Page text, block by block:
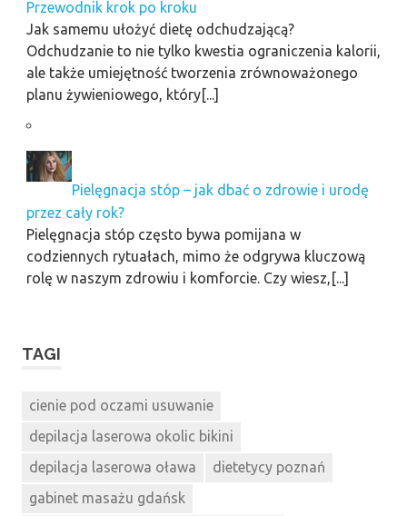
Przewodnik krok po kroku
Jak samemu ułożyć dietę odchudzającą?
Odchudzanie to nie tylko kwestia ograniczenia kalorii,
ale także umiejętność tworzenia zrównoważonego
planu żywieniowego, który[...]
Pielęgnacja stóp – jak dbać o zdrowie i urodę
przez cały rok?
Pielęgnacja stóp często bywa pomijana w
codziennych rytuałach, mimo że odgrywa kluczową
rolę w naszym zdrowiu i komforcie. Czy wiesz,[...]
TAGI
cienie pod oczami usuwanie
depilacja laserowa okolic bikini
depilacja laserowa oława
dietetycy poznań
gabinet masażu gdańsk